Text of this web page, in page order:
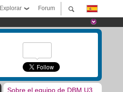
Forum
Explorar
Sobre el equipo de DBM U3